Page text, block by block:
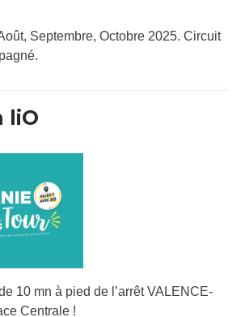
Septembre, Octobre 2025. Circuit
liO
10 mn à pied de l’arrêt VALENCE-
Centrale !